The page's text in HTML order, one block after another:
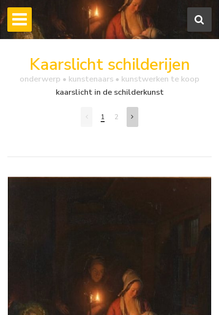
Kaarslicht schilderijen
onderwerp • kunstenaars • kunstwerken te koop
kaarslicht in de schilderkunst
1 2